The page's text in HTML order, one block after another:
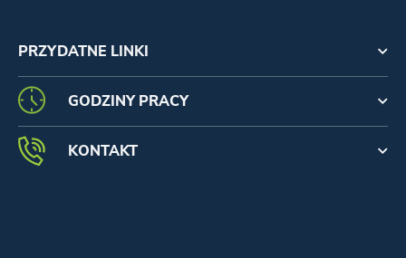
PRZYDATNE LINKI
GODZINY PRACY
KONTAKT